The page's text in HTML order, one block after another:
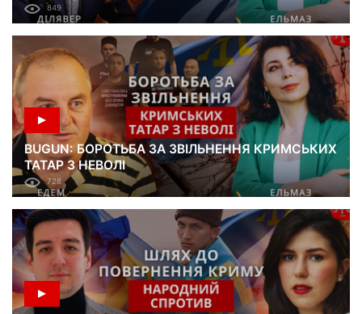
849
BUGUN: БОРОТЬБА ЗА ЗВІЛЬНЕННЯ КРИМСЬКИХ
ТАТАР З НЕВОЛІ
728